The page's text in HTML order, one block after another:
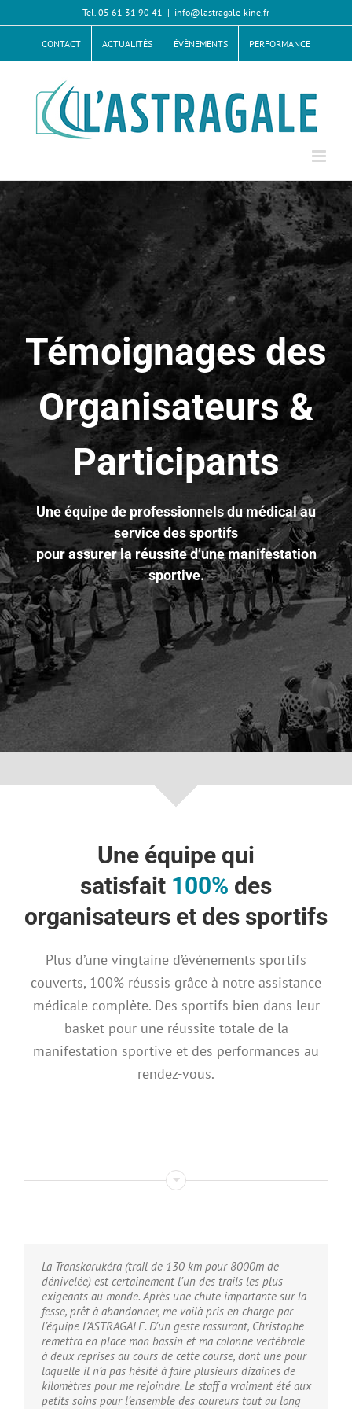
au
Tel. 05 61 31 90 41 | info@lastragale-kine.fr
CONTACT ACTUALITÉS ÉVÈNEMENTS PERFORMANCE
Témoignages des
Organisateurs &
Participants
Une équipe de professionnels du médical au
service des sportifs
pour assurer la réussite d’une manifestation
sportive.
Une équipe qui
satisfait 100% des
organisateurs et des sportifs
Plus d’une vingtaine d’événements sportifs
couverts, 100% réussis grâce à notre assistance
médicale complète. Des sportifs bien dans leur
basket pour une réussite totale de la
manifestation sportive et des performances au
rendez-vous.
La Transkarukéra (trail de 130 km pour 8000m de
dénivelée) est certainement l’un des trails les plus
exigeants au monde. Après une chute importante sur la
fesse, prêt à abandonner, me voilà pris en charge par
l’équipe L’ASTRAGALE. D’un geste rassurant, Christophe
remettra en place mon bassin et ma colonne vertébrale
à deux reprises au cours de cette course, dont une pour
laquelle il n’a pas hésité à faire plusieurs dizaines de
kilomètres pour me rejoindre. Le staff a vraiment été aux
petits soins pour l’ensemble des coureurs tout au long